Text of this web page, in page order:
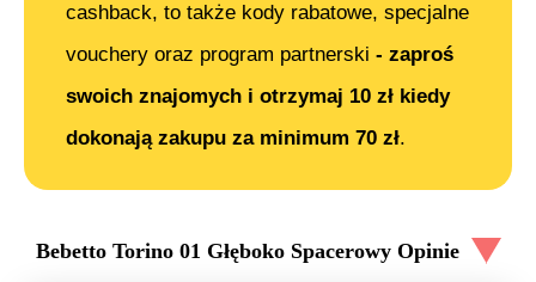
cashback, to także kody rabatowe, specjalne
vouchery oraz program partnerski - zaproś
swoich znajomych i otrzymaj 10 zł kiedy
dokonają zakupu za minimum 70 zł.
Bebetto Torino 01 Głęboko SpacerowyOpinie